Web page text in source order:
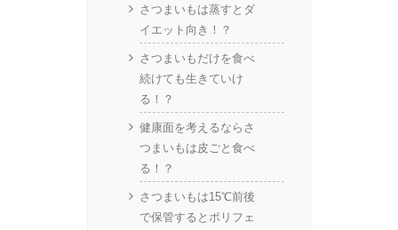
さつまいもは蒸すとダ
イエット向き！？
さつまいもだけを食べ
続けても生きていけ
る！？
健康面を考えるならさ
つまいもは皮ごと食べ
る！？
さつまいもは15℃前後
で保管するとポリフェ